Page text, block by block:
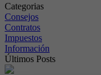
Categorias
Consejos
Contratos
Impuestos
Información
Últimos Posts